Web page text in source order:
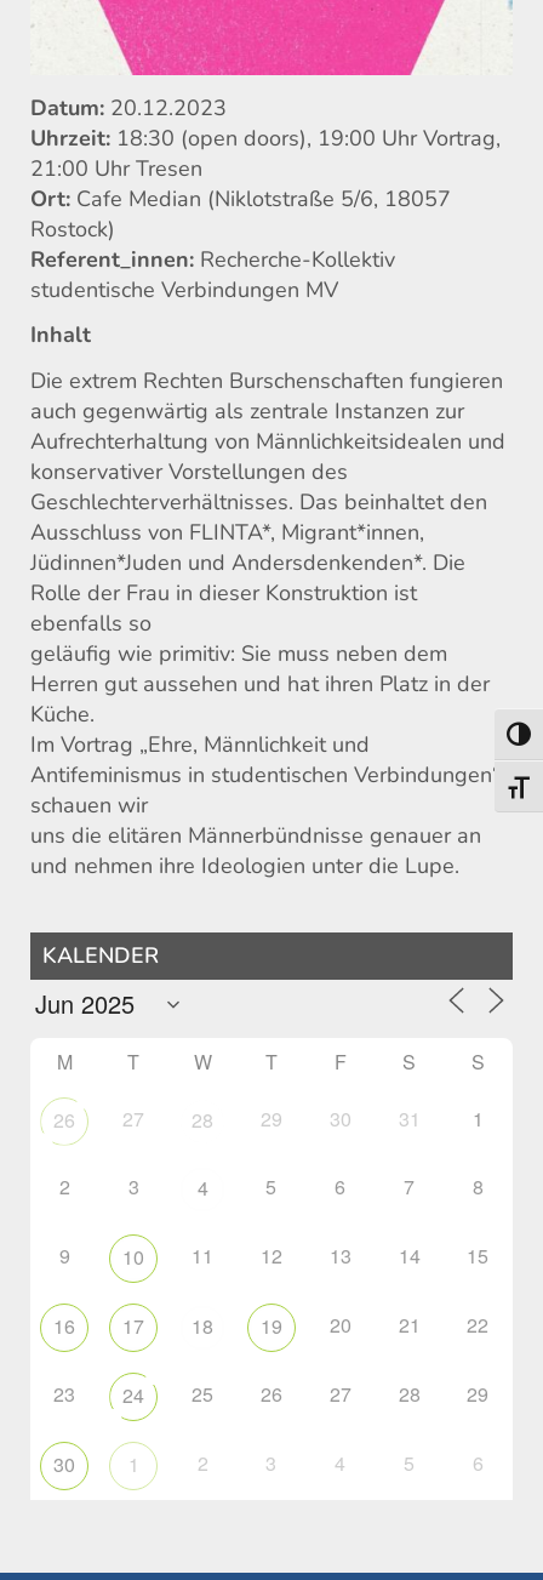
Datum: 20.12.2023
Uhrzeit: 18:30 (open doors), 19:00 Uhr Vortrag,
21:00 Uhr Tresen
Ort: Cafe Median (Niklotstraße 5/6, 18057
Rostock)
Referent_innen: Recherche-Kollektiv
studentische Verbindungen MV
Inhalt
Die extrem Rechten Burschenschaften fungieren
auch gegenwärtig als zentrale Instanzen zur
Aufrechterhaltung von Männlichkeitsidealen und
konservativer Vorstellungen des
Geschlechterverhältnisses. Das beinhaltet den
Ausschluss von FLINTA*, Migrant*innen,
Jüdinnen*Juden und Andersdenkenden*. Die
Rolle der Frau in dieser Konstruktion ist
ebenfalls so
geläufig wie primitiv: Sie muss neben dem
Herren gut aussehen und hat ihren Platz in der
Küche.
Im Vortrag „Ehre, Männlichkeit und
Antifeminismus in studentischen Verbindungen“
schauen wir
uns die elitären Männerbündnisse genauer an
und nehmen ihre Ideologien unter die Lupe.
KALENDER
M T W T F S S
26 27 28 29 30 31 1
2 3 4 5 6 7 8
9 10 11 12 13 14 15
16 17 18 19 20 21 22
23 24 25 26 27 28 29
30 1 2 3 4 5 6